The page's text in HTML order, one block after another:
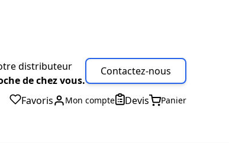
distributeur
de chez vous.
Contactez-nous
Favoris Mon compte Devis Panier